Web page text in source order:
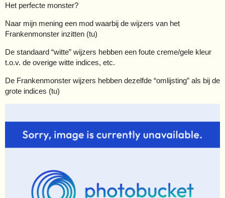
Het perfecte monster?
Naar mijn mening een mod waarbij de wijzers van het
Frankenmonster inzitten (tu)
De standaard “witte” wijzers hebben een foute creme/gele kleur
t.o.v. de overige witte indices, etc.
De Frankenmonster wijzers hebben dezelfde “omlijsting” als bij de
grote indices (tu)